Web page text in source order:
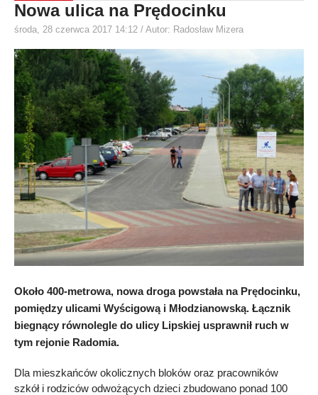
Nowa ulica na Prędocinku
środa, 28 czerwca 2017 14:12 / Autor: Radosław Mizera
Około 400-metrowa, nowa droga powstała na Prędocinku,
pomiędzy ulicami Wyścigową i Młodzianowską. Łącznik
biegnący równolegle do ulicy Lipskiej usprawnił ruch w
tym rejonie Radomia.
Dla mieszkańców okolicznych bloków oraz pracowników
szkół i rodziców odwożących dzieci zbudowano ponad 100